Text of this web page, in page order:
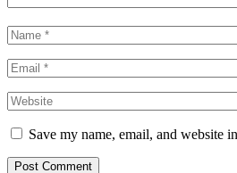
Save my name, email, and website